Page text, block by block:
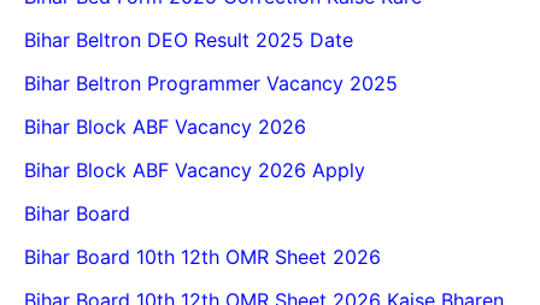
Bihar Beltron DEO Result 2025 Date
Bihar Beltron Programmer Vacancy 2025
Bihar Block ABF Vacancy 2026
Bihar Block ABF Vacancy 2026 Apply
Bihar Board
Bihar Board 10th 12th OMR Sheet 2026